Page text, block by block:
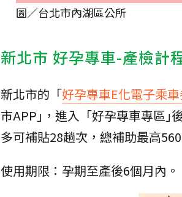
圖／台北市內湖區公所
新北市 好孕專車-產檢計
新北市的「好孕專車E化電子乘
市APP｣，進入「好孕專車專區｣
多可補貼28趟次，總補助最高
使用期限：孕期至產後6個月內。